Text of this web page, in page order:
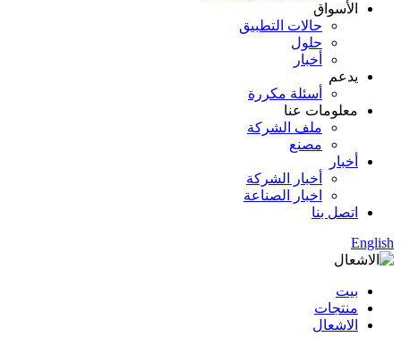
الأسواق
حالات التطبيق
حلول
أخبار
يدعم
أسئلة مكررة
معلومات عنا
ملف الشركة
مصنع
أخبار
أخبار الشركة
اخبار الصناعة
اتصل بنا
English
بيت
منتجات
الاشعال